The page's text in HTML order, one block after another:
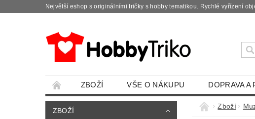
Největší eshop s originálními tričky s hobby tematikou. Rychlé vyřízení
ZBOŽÍ VŠE O NÁKUPU DOPRAVA A
ZBOŽÍ
Zboží